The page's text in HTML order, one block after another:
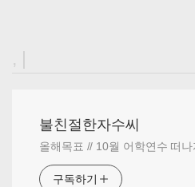
, |
불친절한자수씨
올해목표 // 10월 어학연수 떠나
구독하기